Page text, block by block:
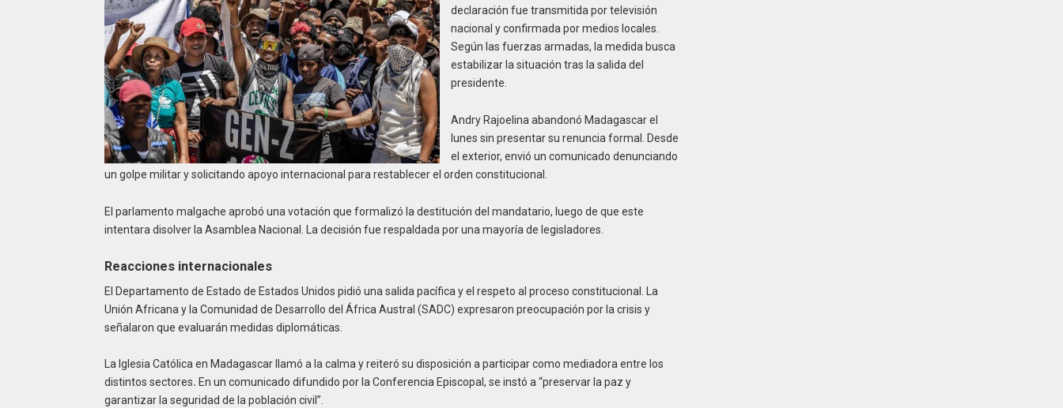
declaración fue transmitida por televisión
nacional y confirmada por medios locales.
Según las fuerzas armadas, la medida busca
estabilizar la situación tras la salida del
presidente.
Andry Rajoelina abandonó Madagascar el
lunes sin presentar su renuncia formal. Desde
el exterior, envió un comunicado denunciando
un golpe militar y solicitando apoyo internacional para restablecer el orden constitucional.
El parlamento malgache aprobó una votación que formalizó la destitución del mandatario, luego de que este
intentara disolver la Asamblea Nacional. La decisión fue respaldada por una mayoría de legisladores.
Reacciones internacionales
El Departamento de Estado de Estados Unidos pidió una salida pacífica y el respeto al proceso constitucional. La
Unión Africana y la Comunidad de Desarrollo del África Austral (SADC) expresaron preocupación por la crisis y
señalaron que evaluarán medidas diplomáticas.
La Iglesia Católica en Madagascar llamó a la calma y reiteró su disposición a participar como mediadora entre los
distintos sectores. En un comunicado difundido por la Conferencia Episcopal, se instó a “preservar la paz y
garantizar la seguridad de la población civil”.